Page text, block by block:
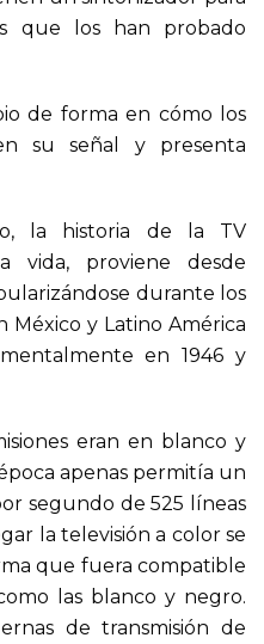
que los han probado
de forma en cómo los
su señal y presenta
la historia de la TV
vida, proviene desde
durante los
y Latino América
en 1946 y
eran en blanco y
apenas permitía un
segundo de 525 líneas
la televisión a color se
que fuera compatible
las blanco y negro.
de transmisión de